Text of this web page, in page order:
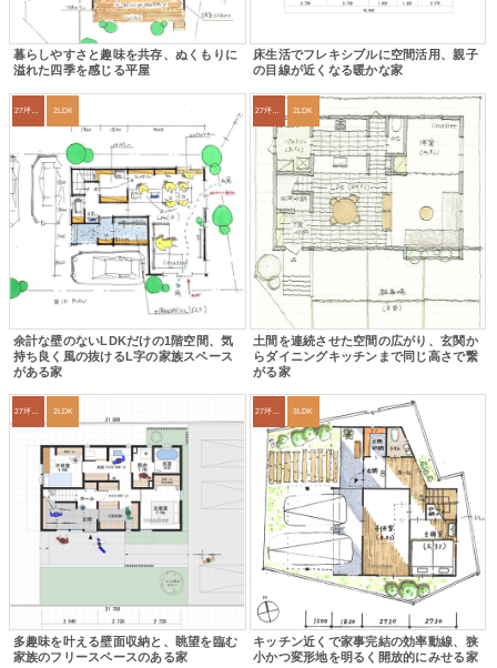
暮らしやすさと趣味を共存、ぬくもりに
溢れた四季を感じる平屋
床生活でフレキシブルに空間活用、親子
の目線が近くなる暖かな家
2LDK
余計な壁のないLDKだけの1階空間、気
持ち良く風の抜けるL字の家族スペース
がある家
27坪〜30坪 2LDK
土間を連続させた空間の広がり、玄関か
らダイニングキッチンまで同じ高さで繋
がる家
2LDK
多趣味を叶える壁面収納と、眺望を臨む
家族のフリースペースのある家
27坪〜30坪 3LDK
キッチン近くで家事完結の効率動線、狭
小かつ変形地を明るく開放的にみせる家